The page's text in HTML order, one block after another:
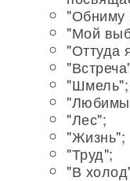
"Обниму
"Мой
"Оттуда
"Шмель";
"Лес";
"Жизнь";
"Труд";
"В